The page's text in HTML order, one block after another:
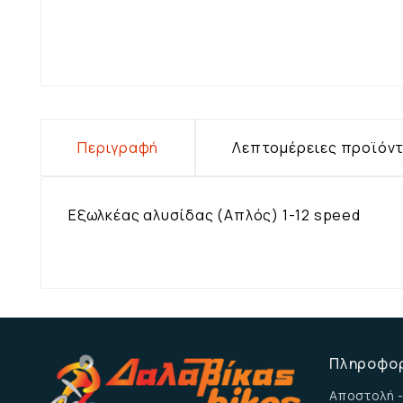
Περιγραφή Λεπτομέρειες
Εξωλκέας αλυσίδας (Απλός) 1-12 speed
Αποστολή